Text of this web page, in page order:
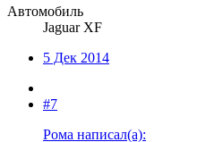
Автомобиль
Jaguar XF
5 Дек 2014
#7
Рома написал(а):